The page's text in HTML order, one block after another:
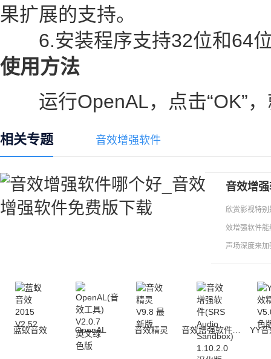
果扩展的支持。
6.安装程序支持32位和64位
使用方法
运行OpenAL，点击“OK”，
相关专题 音效增强软件
音效增
欣赏影视特
效增强软件
声场深度来
蓝蚁音效 OpenAL 音效精灵 YY